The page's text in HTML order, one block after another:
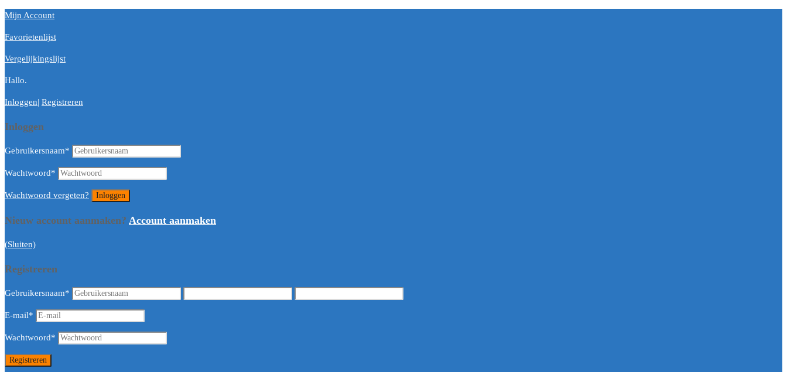
Mijn Account
Favorietenlijst
Vergelijkingslijst
Hallo.
Inloggen| Registreren
Inloggen
Gebruikersnaam*
Wachtwoord*
Wachtwoord vergeten?
Nieuw account aanmaken? Account aanmaken
(Sluiten)
Registreren
Gebruikersnaam*
E-mail*
Wachtwoord*